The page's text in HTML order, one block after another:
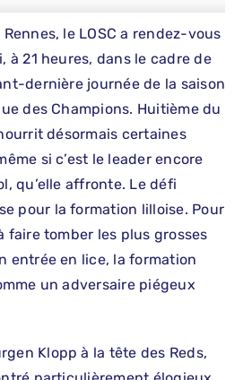
le LOSC a rendez-vous
à 21 heures, dans le cadre de
dernière journée de la saison
des Champions. Huitième du
désormais certaines
si c’est le leader encore
qu’elle affronte. Le défi
pour la formation lilloise. Pour
faire tomber les plus grosses
entrée en lice, la formation
un adversaire piégeux
Klopp à la tête des Reds,